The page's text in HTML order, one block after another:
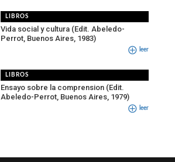
LIBROS
Vida social y cultura (Edit. Abeledo-
Perrot, Buenos Aires, 1983)
leer
LIBROS
Ensayo sobre la comprension (Edit.
Abeledo-Perrot, Buenos Aires, 1979)
leer